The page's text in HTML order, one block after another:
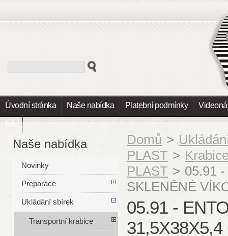
Úvodní stránka Naše nabídka Platební podmínky
Info
Domů >
PLAST >
PLAST > 05.91
SKLENĚNÉ
05.91 -
Naše nabídka
Novinky
Preparace
Ukládání sbírek
Transportní krabice